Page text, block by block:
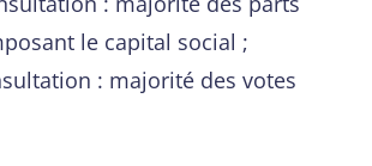
le capital social ;
: majorité des votes